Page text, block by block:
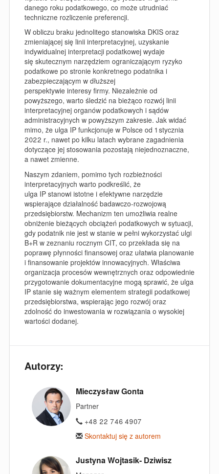
danego roku podatkowego, co może utrudniać
techniczne rozliczenie preferencji.
W obliczu braku jednolitego stanowiska DKIS oraz
zmieniającej się linii interpretacyjnej, uzyskanie
indywidualnej interpretacji podatkowej wydaje
się skutecznym narzędziem ograniczającym ryzyko
podatkowe po stronie konkretnego podatnika i
zabezpieczającym w dłuższej
perspektywie interesy firmy. Niezależnie od
powyższego, warto śledzić na bieżąco rozwój linii
interpretacyjnej organów podatkowych i sądów
administracyjnych w powyższym zakresie. Jak widać
mimo, że ulga IP funkcjonuje w Polsce od 1 stycznia
2022 r., nawet po kilku latach wybrane zagadnienia
dotyczące jej stosowania pozostają niejednoznaczne,
a nawet zmienne.
Naszym zdaniem, pomimo tych rozbieżności
interpretacyjnych warto podkreślić, że
ulga IP stanowi istotne i efektywne narzędzie
wspierające działalność badawczo‑rozwojową
przedsiębiorstw. Mechanizm ten umożliwia realne
obniżenie bieżących obciążeń podatkowych w sytuacji,
gdy podatnik nie jest w stanie w pełni wykorzystać ulgi
B+R w zeznaniu rocznym CIT, co przekłada się na
poprawę płynności finansowej oraz ułatwia planowanie
i finansowanie projektów innowacyjnych. Właściwa
organizacja procesów wewnętrznych oraz odpowiednie
przygotowanie dokumentacyjne mogą sprawić, że ulga
IP stanie się ważnym elementem strategii podatkowej
przedsiębiorstwa, wspierając jego rozwój oraz
zdolność do inwestowania w rozwiązania o wysokiej
wartości dodanej.
Autorzy:
Mieczysław Gonta
Partner
+48 22 746 4907
Skontaktuj się z autorem
Justyna Wojtasik- Dziwisz